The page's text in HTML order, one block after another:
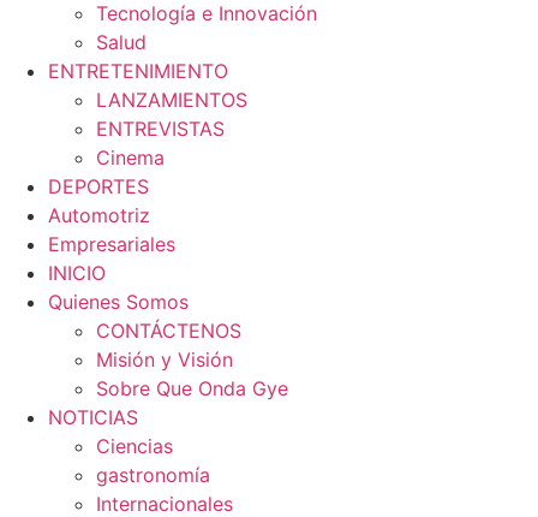
Tecnología e Innovación
Salud
ENTRETENIMIENTO
LANZAMIENTOS
ENTREVISTAS
Cinema
DEPORTES
Automotriz
Empresariales
INICIO
Quienes Somos
CONTÁCTENOS
Misión y Visión
Sobre Que Onda Gye
NOTICIAS
Ciencias
gastronomía
Internacionales